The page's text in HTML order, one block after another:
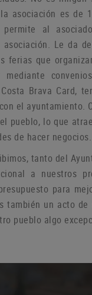
asociación es de
permite al
Le da
ferias que
Brava Card,
el ayuntamiento.
pueblo, lo que
de hacer negocios.
tanto del
a nuestros
para
también un acto
pueblo algo